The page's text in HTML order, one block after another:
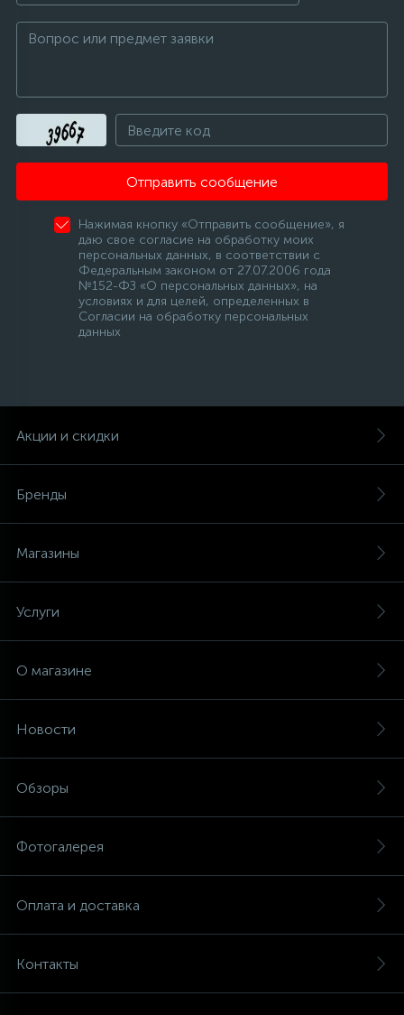
Отправить сообщение
Нажимая кнопку «Отправить сообщение», я
даю свое согласие на обработку моих
персональных данных, в соответствии с
Федеральным законом от 27.07.2006 года
№152-ФЗ «О персональных данных», на
условиях и для целей, определенных в
Согласии на обработку персональных
данных
Акции и скидки
Бренды
Магазины
Услуги
О магазине
Новости
Обзоры
Фотогалерея
Оплата и доставка
Контакты